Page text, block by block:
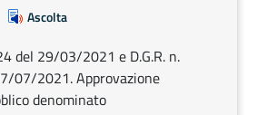
Ascolta
del 29/03/2021 e D.G.R. n.
07/2021. Approvazione
denominato